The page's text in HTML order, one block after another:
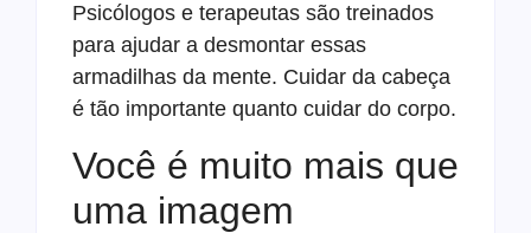
Psicólogos e terapeutas são treinados
para ajudar a desmontar essas
armadilhas da mente. Cuidar da cabeça
é tão importante quanto cuidar do corpo.
Você é muito mais que
uma imagem